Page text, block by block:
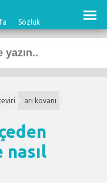
Sözlük
arı kovanı
nasıl